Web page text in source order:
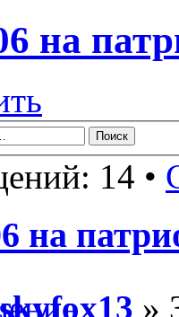
на
14 •
на
skyfox13 »